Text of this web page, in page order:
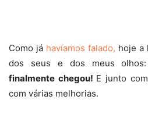
Como já havíamos falado, hoje a
dos seus e dos meus
finalmente chegou! E junto
com várias melhorias.